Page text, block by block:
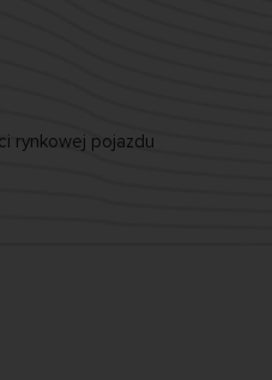
rynkowej pojazdu